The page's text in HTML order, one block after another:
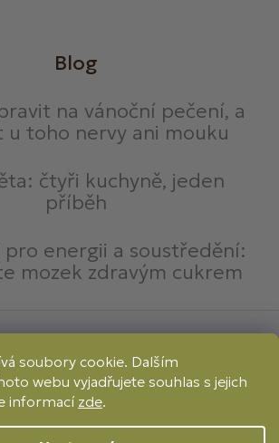
soubory cookie. Dalším
webu vyjadřujete souhlas s jejich
informací zde.
Blog
na vánoční pečení, a
u toho nervy ani mouku
čtyři kuchyně, jeden
příběh
pro energii a soustředění:
mozek zdravým cukrem
Převod Dobírka
Způsoby dopravy: